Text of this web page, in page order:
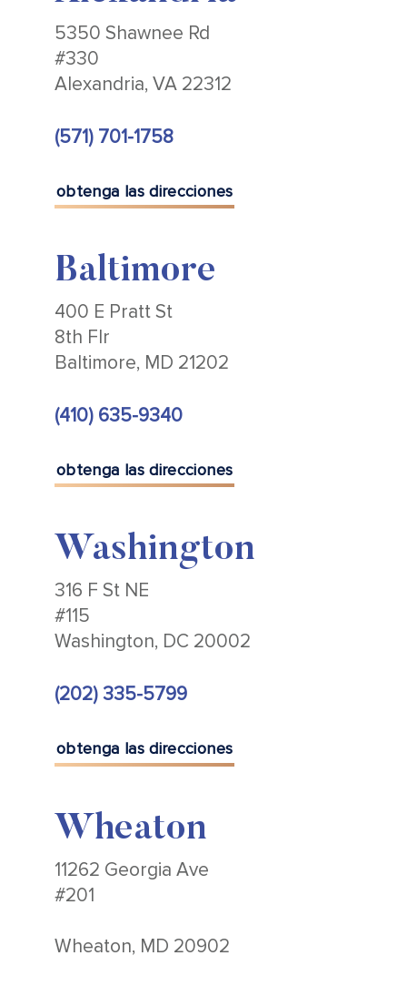
5350 Shawnee Rd
#330
Alexandria, VA 22312
(571) 701-1758
obtenga las direcciones
Baltimore
400 E Pratt St
8th Flr
Baltimore, MD 21202
(410) 635-9340
obtenga las direcciones
Washington
316 F St NE
#115
Washington, DC 20002
(202) 335-5799
obtenga las direcciones
Wheaton
11262 Georgia Ave
#201
Wheaton, MD 20902